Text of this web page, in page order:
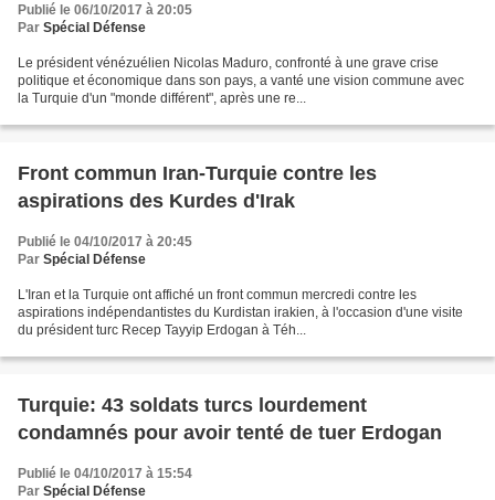
Publié le 06/10/2017 à 20:05
Par Spécial Défense
Le président vénézuélien Nicolas Maduro, confronté à une grave crise
politique et économique dans son pays, a vanté une vision commune avec
la Turquie d'un "monde différent", après une re...
Front commun Iran-Turquie contre les
aspirations des Kurdes d'Irak
Publié le 04/10/2017 à 20:45
Par Spécial Défense
L'Iran et la Turquie ont affiché un front commun mercredi contre les
aspirations indépendantistes du Kurdistan irakien, à l'occasion d'une visite
du président turc Recep Tayyip Erdogan à Téh...
Turquie: 43 soldats turcs lourdement
condamnés pour avoir tenté de tuer Erdogan
Publié le 04/10/2017 à 15:54
Par Spécial Défense